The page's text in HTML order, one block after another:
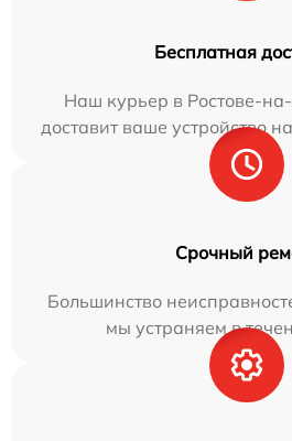
Бесплатная
Наш курьер в Ростове-
доставит ваше устройство
Срочный
Большинство
мы устраняем в